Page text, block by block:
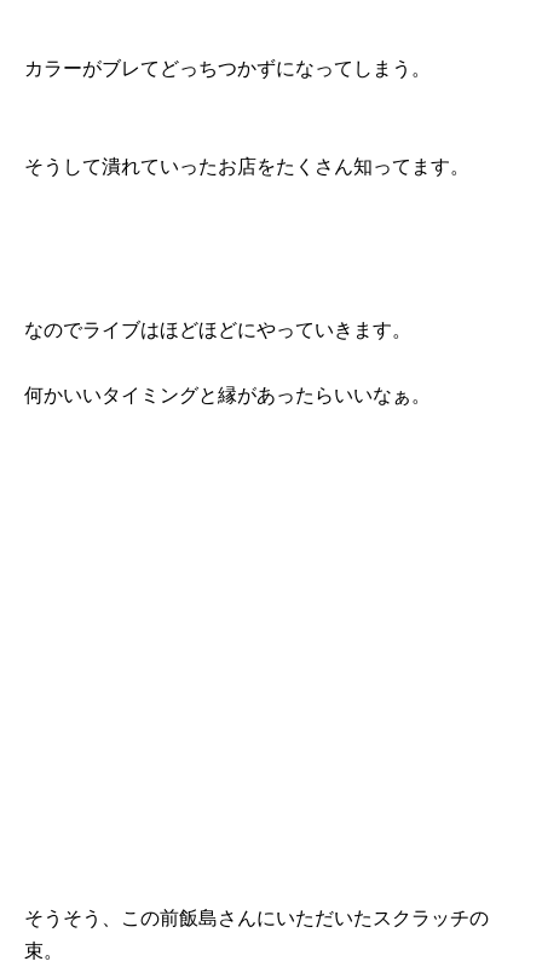
カラーがブレてどっちつかずになってしまう。
そうして潰れていったお店をたくさん知ってます。
なのでライブはほどほどにやっていきます。
何かいいタイミングと縁があったらいいなぁ。
そうそう、この前飯島さんにいただいたスクラッチの
束。